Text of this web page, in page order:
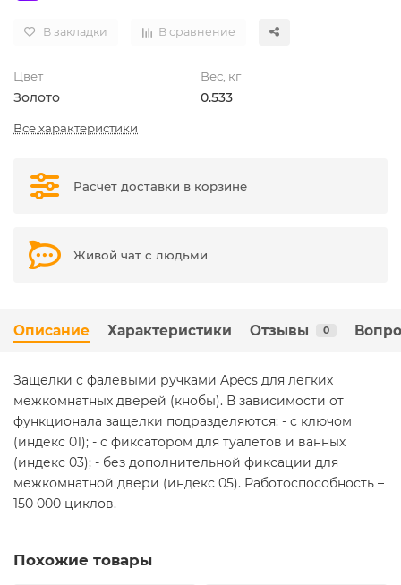
В закладки В сравнение
Цвет
Золото
Вес, кг
0.533
Все характеристики
Расчет доставки в корзине
Живой чат с людьми
Описание Характеристики Отзывы 0
Защелки с фалевыми ручками Apecs для легких
межкомнатных дверей (кнобы). В зависимости от
функционала защелки подразделяются: - с ключом
(индекс 01); - с фиксатором для туалетов и ванных
(индекс 03); - без дополнительной фиксации для
межкомнатной двери (индекс 05). Работоспособность –
150 000 циклов.
Похожие товары